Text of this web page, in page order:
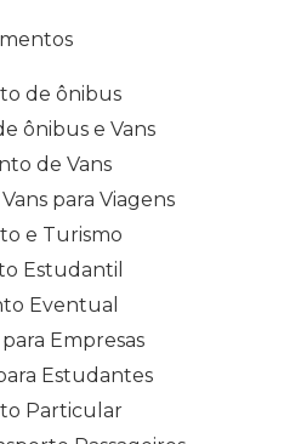
de ônibus
ônibus e Vans
de Vans
para Viagens
e Turismo
Estudantil
Eventual
Empresas
Estudantes
Particular